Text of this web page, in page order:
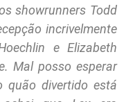
showrunners Todd
incrivelmente
e Elizabeth
Mal posso esperar
quão divertido está